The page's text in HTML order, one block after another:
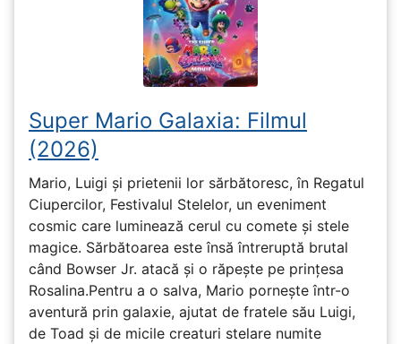
Super Mario Galaxia: Filmul
(2026)
Mario, Luigi și prietenii lor sărbătoresc, în Regatul
Ciupercilor, Festivalul Stelelor, un eveniment
cosmic care luminează cerul cu comete și stele
magice. Sărbătoarea este însă întreruptă brutal
când Bowser Jr. atacă și o răpește pe prinţesa
Rosalina.Pentru a o salva, Mario pornește într-o
aventură prin galaxie, ajutat de fratele său Luigi,
de Toad și de micile creaturi stelare numite